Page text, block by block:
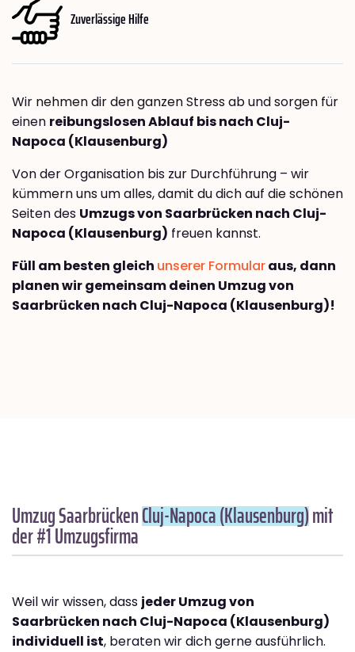
Zuverlässige Hilfe
Wir nehmen dir den ganzen Stress ab und sorgen für
einen reibungslosen Ablauf bis nach Cluj-
Napoca (Klausenburg)
Von der Organisation bis zur Durchführung – wir
kümmern uns um alles, damit du dich auf die schönen
Seiten des Umzugs von Saarbrücken nach Cluj-
Napoca (Klausenburg) freuen kannst.
Füll am besten gleich unserer Formularaus, dann
planen wir gemeinsam deinen Umzug von
Saarbrücken nach Cluj-Napoca (Klausenburg)!
Umzug SaarbrückenCluj-Napoca (Klausenburg)mit
der #1 Umzugsfirma
Weil wir wissen, dass jeder Umzug von
Saarbrücken nach Cluj-Napoca (Klausenburg)
individuell ist, beraten wir dich gerne ausführlich.